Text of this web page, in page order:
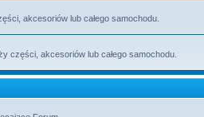
akcesoriów lub całego samochodu.
części, akcesoriów lub całego samochodu.